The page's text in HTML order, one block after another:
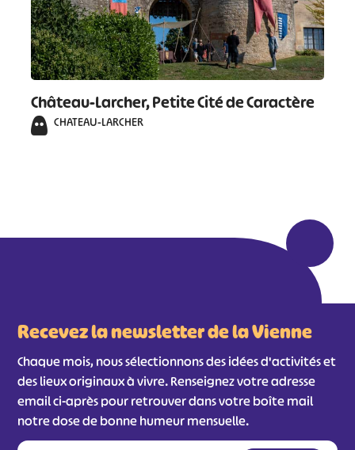
Château-Larcher, Petite Cité de Caractère
CHATEAU-LARCHER
Recevez la newsletter de la Vienne
Chaque mois, nous sélectionnons des idées d'activités et
des lieux originaux à vivre. Renseignez votre adresse
email ci-après pour retrouver dans votre boîte mail
notre dose de bonne humeur mensuelle.